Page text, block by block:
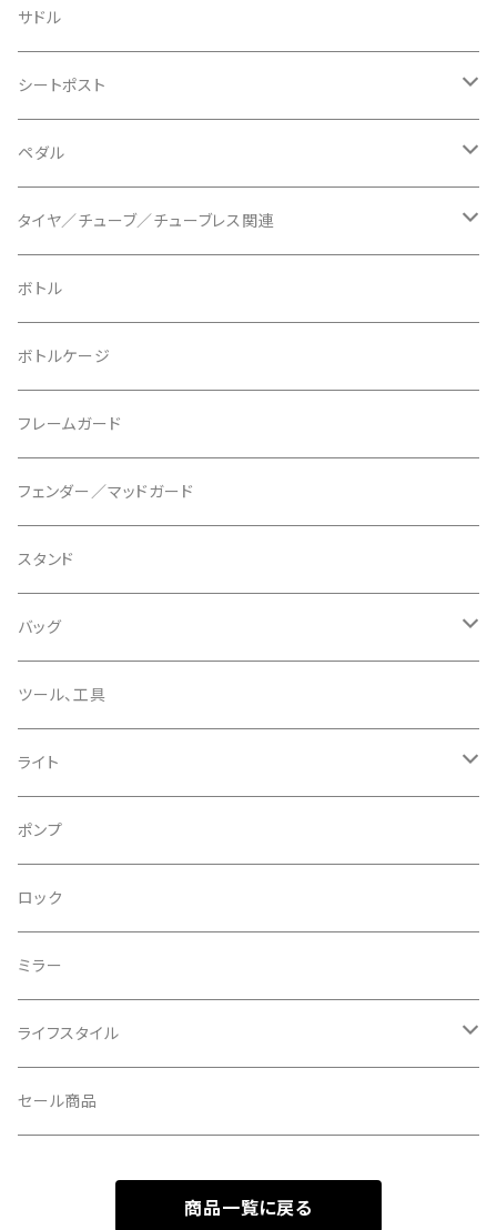
BLACKBURN/ブラックバーン
BLB/ビーエルビー
BLUEGRASS/ブルーグラス
BONTRAGER/ボントレガー
BURGTEC/バーグテック
BUSCH＋MULLER/ブッシュ＆ミュラー
CAMELBAK/キャメルバッグ
CERAMIC SPEED/セラミックスピード
CHRIS KING/クリスキング
CHROMAG/クロマグ
CHROME/クローム
CONTINENTAL/コンチネンタル
CRANE/クレーン
CRANKBROTHERS/クランクブラザーズ
CROSS SECTION/クロスセクション
CLIK/クリック
CUSH CORE/クッシュコア
ケーブル類
チェーンガイド／キャッチャー
チェーンリング
ディスクブレーキ
ブレーキローター
ブレーキパッド
ディレーラーハンガー
トップキャップ
ベル
ボトムブラケット
リアディレーラー
チェーン
バーテープ
グリップカラー / バーエンドキャップ
サドル
シートポスト
ドロッパーポスト
シートクランプ
ペダル
ビンディングペダル
フラットペダル
クリート
タイヤ／チューブ／チューブレス関連
700c
29" / 27.5"
〜26"
タイヤインサート
リムテープ
チューブレスバルブ/ バルブキャップ
シーラント
ボトル
ボトルケージ
フレームガード
フェンダー／マッドガード
スタンド
バッグ
サドルバッグ
サコッシュ
バックパック
フレームバッグ
輪行袋
輪行小物
バイクカバー
その他
ツール、工具
ライト
フロントライト
テールライト
ポンプ
ロック
ミラー
ライフスタイル
キャップ
セール商品
商品一覧に戻る